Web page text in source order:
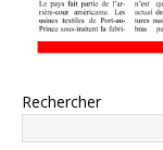
Rechercher